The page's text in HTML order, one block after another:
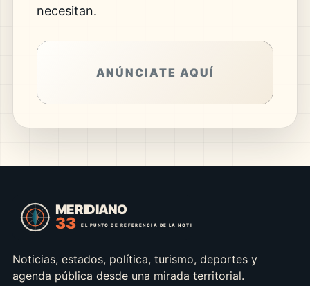
necesitan.
ANÚNCIATE AQUÍ
Noticias, estados, política, turismo, deportes y
agenda pública desde una mirada territorial.